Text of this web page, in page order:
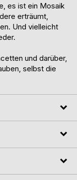
es ist ein Mosaik
erträumt,
Und vielleicht
und darüber,
selbst die